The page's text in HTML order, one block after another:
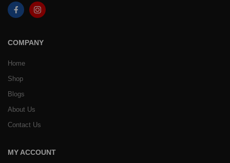
COMPANY
Home
Shop
Blogs
About Us
Contact Us
MY ACCOUNT